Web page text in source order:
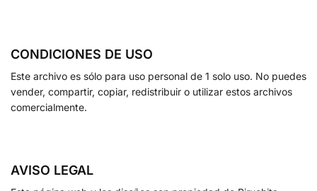
CONDICIONES DE USO
Este archivo es sólo para uso personal de 1 solo uso. No puedes
vender, compartir, copiar, redistribuir o utilizar estos archivos
comercialmente.
AVISO LEGAL